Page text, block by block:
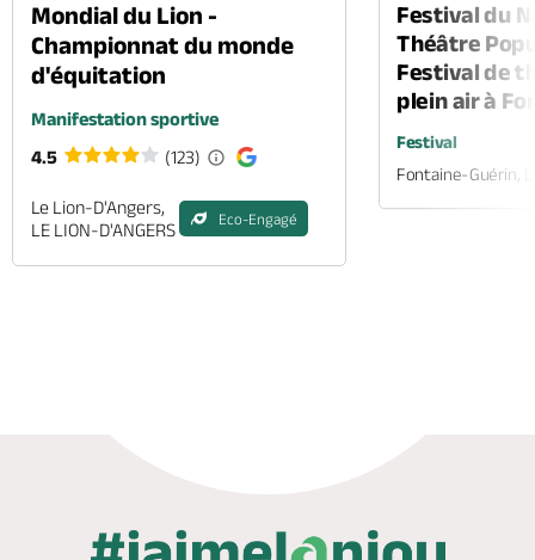
Mondial du Lion -
Championnat du monde
d'équitation
Manifestation sportive
4.5
(123)
Le Lion-D'Angers,
LE LION-D'ANGERS
Eco-Engagé
Festival du
Théâtre
Festival de
plein air à
Festival
Fontaine-Guérin,